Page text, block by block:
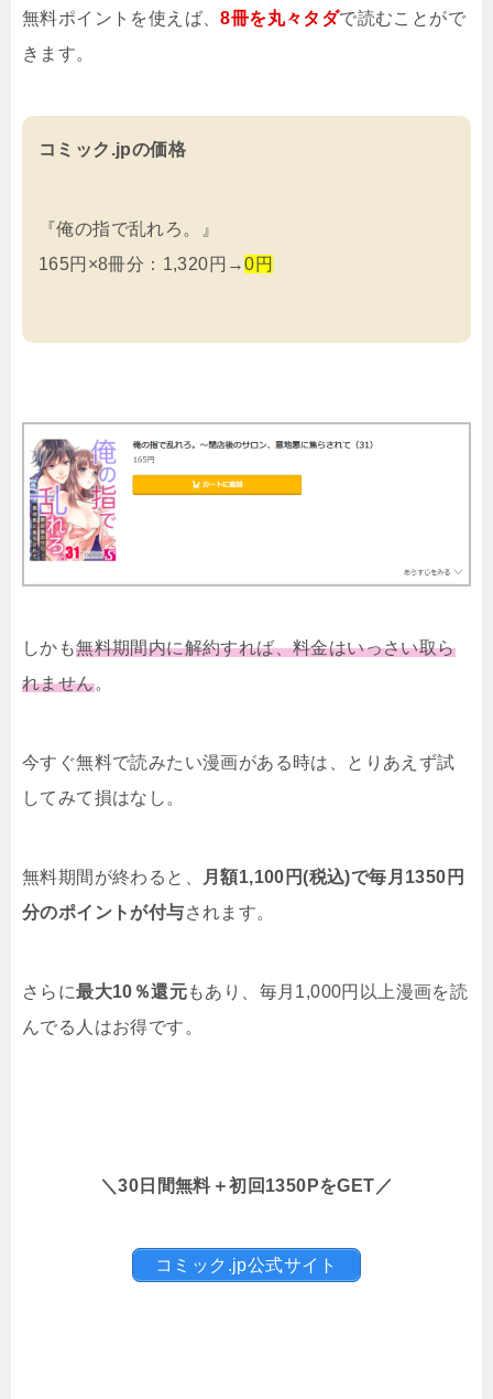
無料ポイントを使えば、8冊を丸々タダで読むことがで
きます。
コミック.jpの価格
『俺の指で乱れろ。』
165円×8冊分：1,320円→0円
しかも無料期間内に解約すれば、料金はいっさい取ら
れません。
今すぐ無料で読みたい漫画がある時は、とりあえず試
してみて損はなし。
無料期間が終わると、
月額1,100円(税込)で毎月1350円
分のポイントが付与されます。
さらに最大10％還元もあり、毎月1,000円以上漫画を読
んでる人はお得です。
＼30日間無料＋初回1350PをGET／
コミック.jp公式サイト